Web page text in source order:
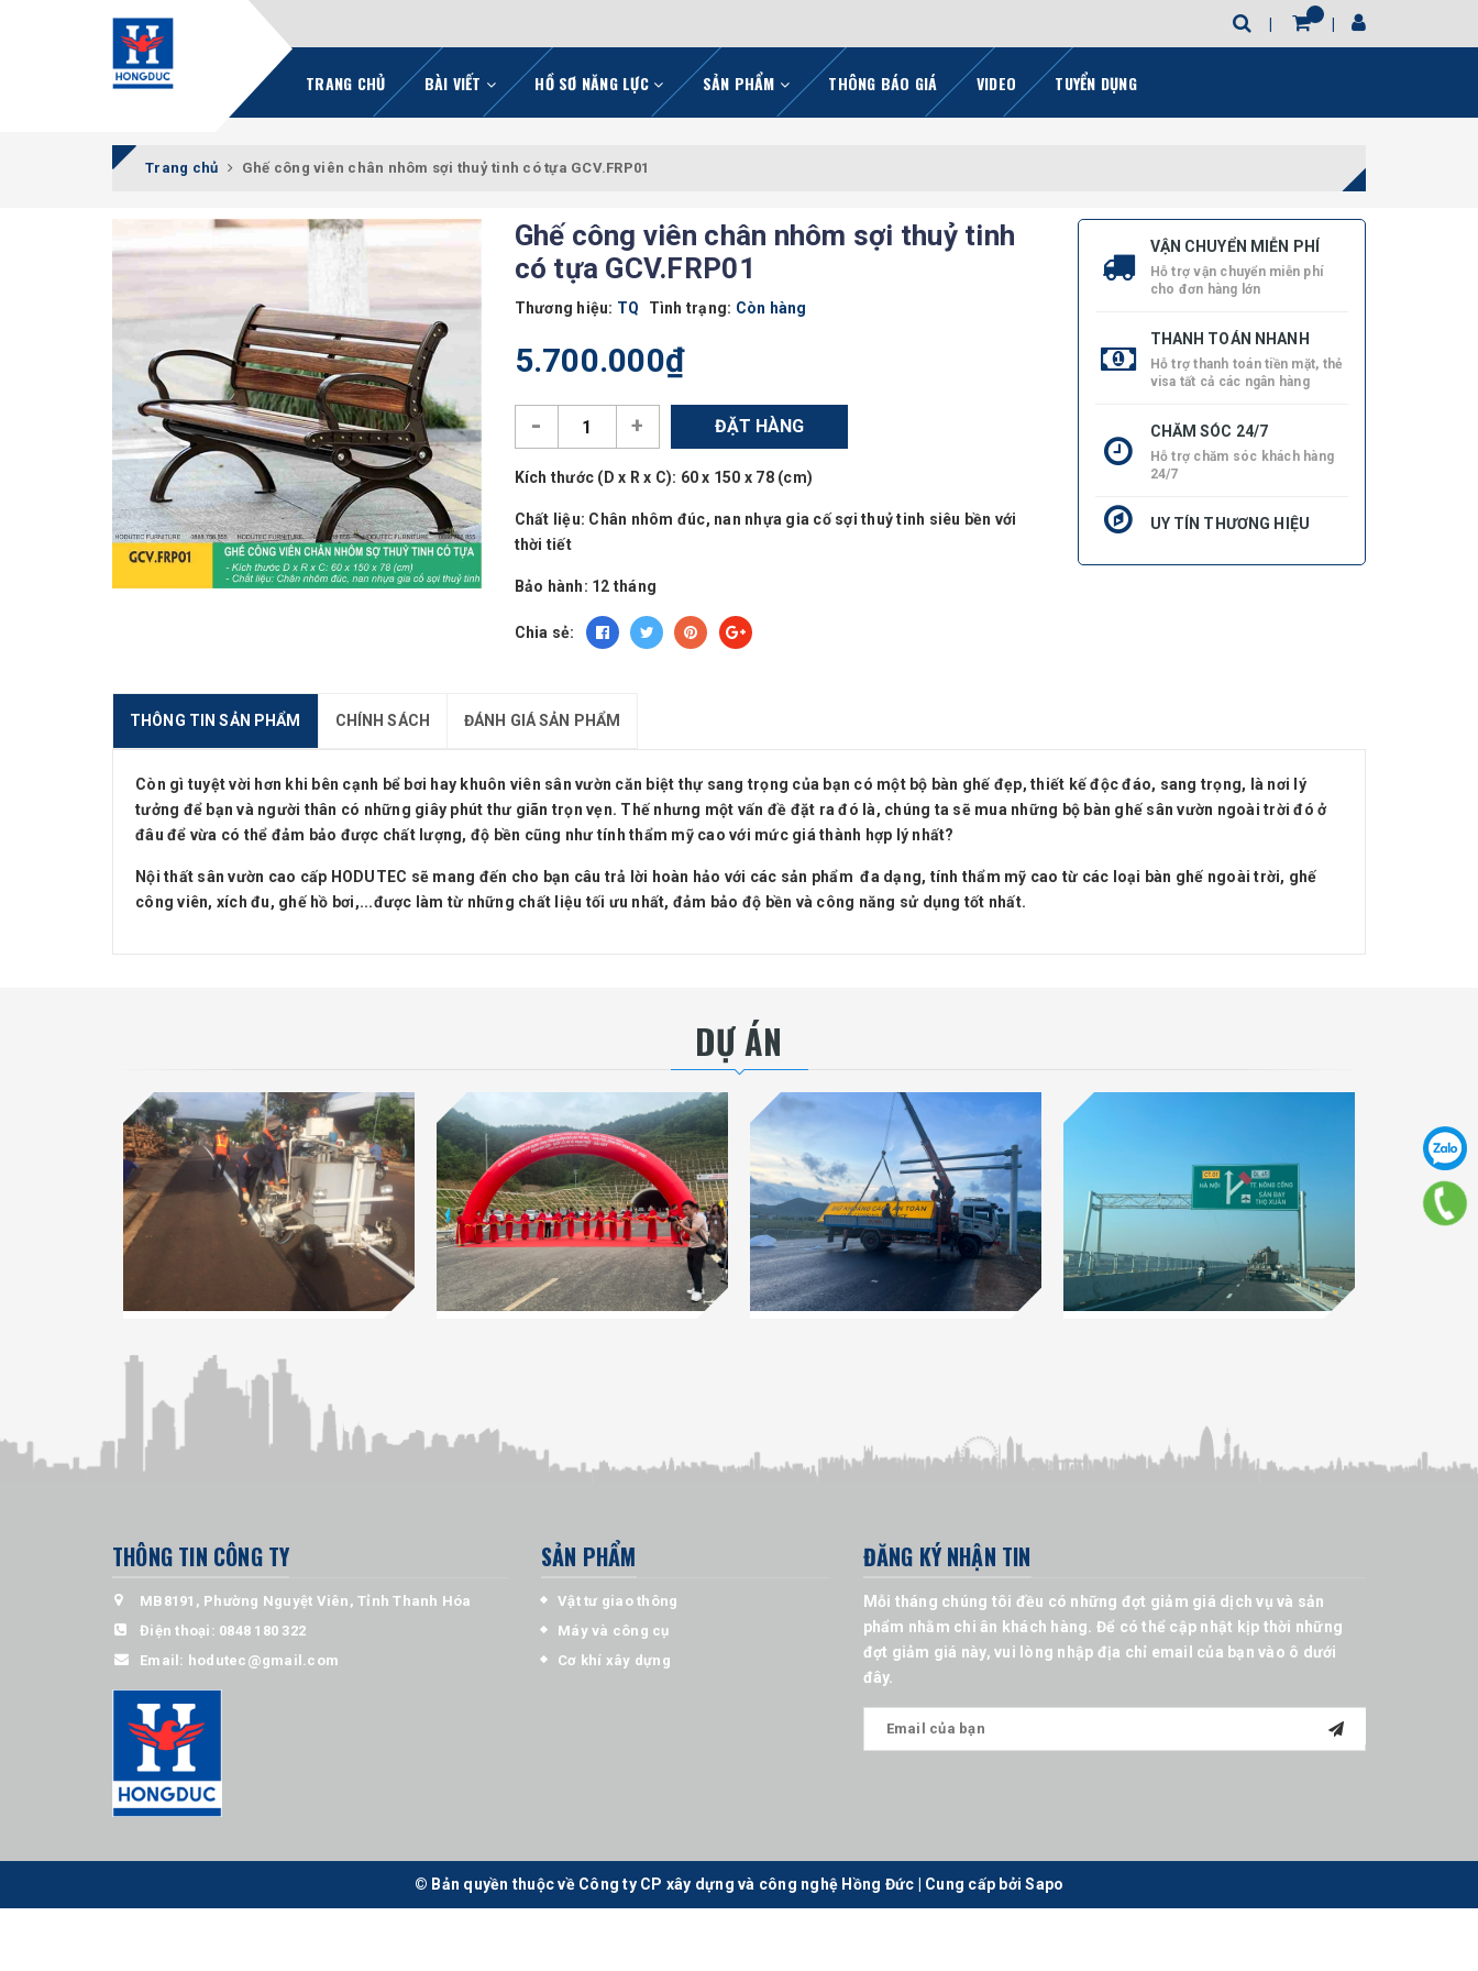
TRANG CHỦ BÀI VIẾT HỒ SƠ NĂNG LỰC SẢN PHẨM THÔNG BÁO GIÁ VIDEO TUYỂN DỤNG
Trang chủ Ghế công viên chân nhôm sợi thuỷ tinh có tựa GCV.FRP01
Ghế công viên chân nhôm sợi thuỷ tinh
có tựa GCV.FRP01
Thương hiệu: TQ Tình trạng: Còn hàng
5.700.000₫
- + ĐẶT HÀNG
Kích thước (D x R x C): 60 x 150 x 78 (cm)
Chất liệu: Chân nhôm đúc, nan nhựa gia cố sợi thuỷ tinh siêu bền với
thời tiết
Bảo hành: 12 tháng
Chia sẻ:
VẬN CHUYỂN MIỄN PHÍ
Hỗ trợ vận chuyển miễn phí
cho đơn hàng lớn
THANH TOÁN NHANH
Hỗ trợ thanh toán tiền mặt, thẻ
visa tất cả các ngân hàng
CHĂM SÓC 24/7
Hỗ trợ chăm sóc khách hàng
24/7
UY TÍN THƯƠNG HIỆU
THÔNG TIN SẢN PHẨM CHÍNH SÁCH ĐÁNH GIÁ SẢN PHẨM
Còn gì tuyệt vời hơn khi bên cạnh bể bơi hay khuôn viên sân vườn căn biệt thự sang trọng của bạn có một bộ bàn ghế đẹp, thiết kế độc đáo, sang trọng, là nơi lý
tưởng để bạn và người thân có những giây phút thư giãn trọn vẹn. Thế nhưng một vấn đề đặt ra đó là, chúng ta sẽ mua những bộ bàn ghế sân vườn ngoài trời đó ở
đâu để vừa có thể đảm bảo được chất lượng, độ bền cũng như tính thẩm mỹ cao với mức giá thành hợp lý nhất?
Nội thất sân vườn cao cấp HODUTEC sẽ mang đến cho bạn câu trả lời hoàn hảo với các sản phẩm đa dạng, tính thẩm mỹ cao từ các loại bàn ghế ngoài trời, ghế
công viên, xích đu, ghế hồ bơi,...được làm từ những chất liệu tối ưu nhất, đảm bảo độ bền và công năng sử dụng tốt nhất.
DỰ ÁN
THÔNG TIN CÔNG TY
MB8191, Phường Nguyệt Viên, Tỉnh Thanh Hóa
Điện thoại: 0848 180 322
Email: hodutec@gmail.com
SẢN PHẨM
Vật tư giao thông
Máy và công cụ
Cơ khí xây dựng
ĐĂNG KÝ NHẬN TIN
Mỗi tháng chúng tôi đều có những đợt giảm giá dịch vụ và sản
phẩm nhằm chi ân khách hàng. Để có thể cập nhật kịp thời những
đợt giảm giá này, vui lòng nhập địa chỉ email của bạn vào ô dưới
đây.
© Bản quyền thuộc về Công ty CP xây dựng và công nghệ Hồng Đức Cung cấp bởiSapo